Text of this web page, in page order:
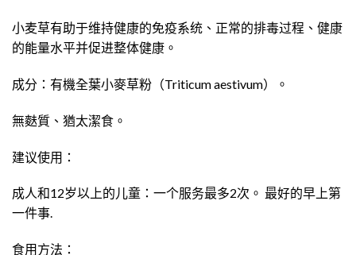
小麦草有助于维持健康的免疫系统、正常的排毒过程、健康
的能量水平并促进整体健康。
成分：有機全葉小麥草粉（Triticum aestivum）。
無麩質、猶太潔食。
建议使用：
成人和12岁以上的儿童：一个服务最多2次。 最好的早上第
一件事.
食用方法：